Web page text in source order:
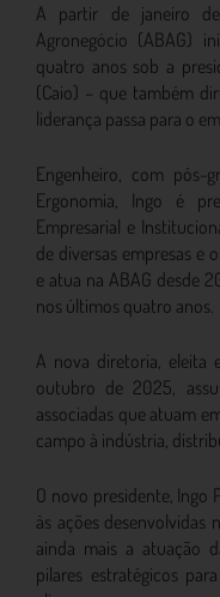
A partir de janeiro
Agronegócio (ABAG)
quatro anos sob a
(Caio) – que também
liderança passa para o
Engenheiro, com pós-
Ergonomia, Ingo é
Empresarial e
de diversas empresas e
e atua na ABAG desde
nos últimos quatro anos.
A nova diretoria, eleita
outubro de 2025,
associadas que atuam
campo à indústria,
O novo presidente, Ingo
às ações desenvolvidas
ainda mais a atuação
pilares estratégicos